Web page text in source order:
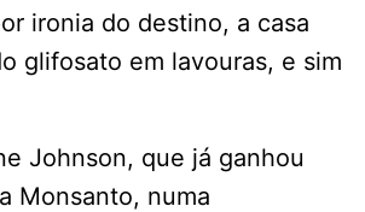
ironia do destino, a casa
glifosato em lavouras, e sim
Johnson, que já ganhou
Monsanto, numa